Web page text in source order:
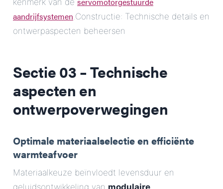
kenmerk van de
aandrijfsystemen.Constructie: Technische details en
ontwerpaspecten beheersen
Sectie 03 – Technische
aspecten en
ontwerpoverwegingen
Optimale materiaalselectie en efficiënte
warmteafvoer
Materiaalkeuze beïnvloedt levensduur en
geluidsontwikkeling van modulaire